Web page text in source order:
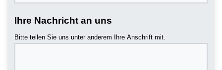
Ihre Nachricht an uns
Bitte teilen Sie uns unter anderem Ihre Anschrift mit.